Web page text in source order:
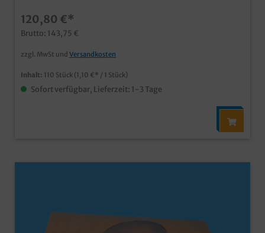
120,80 €*
Brutto: 143,75 €
zzgl. MwSt und Versandkosten
Inhalt: 110 Stück (1,10 €* / 1 Stück)
Sofort verfügbar, Lieferzeit: 1-3 Tage